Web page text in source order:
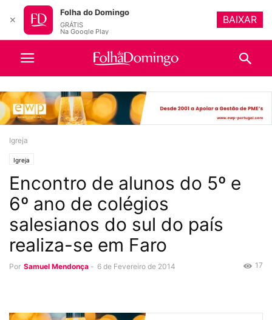
Igreja
Igreja
Encontro de alunos do 5º e
6º ano de colégios
salesianos do sul do país
realiza-se em Faro
Por Samuel Mendonça - 6 de Fevereiro de 2014 17
✕
Folha do Domingo
GRÁTIS
Na Google Play
BAIXAR